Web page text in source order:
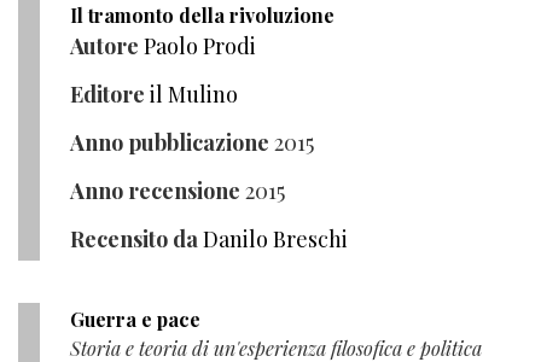
Il tramonto della rivoluzione
Autore Paolo Prodi
Editore il Mulino
Anno pubblicazione 2015
Anno recensione 2015
Recensito daDanilo Breschi
Guerra e pace
Storia e teoria di un'esperienza filosofica e politica